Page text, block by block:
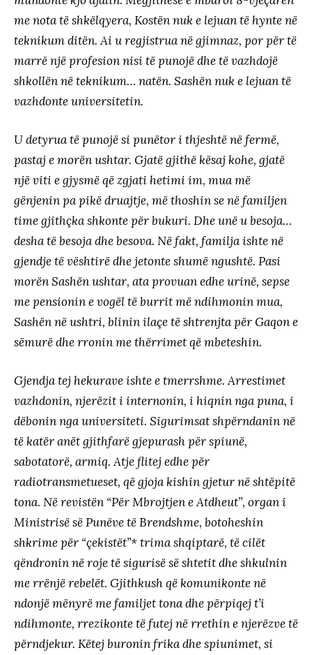
me nota të shkëlqyera, Kostën nuk e lejuan të hynte në
teknikum ditën. Ai u regjistrua në gjimnaz, por për të
marrë një profesion nisi të punojë dhe të vazhdojë
shkollën në teknikum… natën. Sashën nuk e lejuan të
vazhdonte universitetin.
U detyrua të punojë si punëtor i thjeshtë në fermë,
pastaj e morën ushtar. Gjatë gjithë kësaj kohe, gjatë
një viti e gjysmë që zgjati hetimi im, mua më
gënjenin pa pikë druajtje, më thoshin se në familjen
time gjithçka shkonte për bukuri. Dhe unë u besoja…
desha të besoja dhe besova. Në fakt, familja ishte në
gjendje të vështirë dhe jetonte shumë ngushtë. Pasi
morën Sashën ushtar, ata provuan edhe urinë, sepse
me pensionin e vogël të burrit më ndihmonin mua,
Sashën në ushtri, blinin ilaçe të shtrenjta për Gaqon e
sëmurë dhe rronin me thërrimet që mbeteshin.
Gjendja tej hekurave ishte e tmerrshme. Arrestimet
vazhdonin, njerëzit i internonin, i hiqnin nga puna, i
dëbonin nga universiteti. Sigurimsat shpërndanin në
të katër anët gjithfarë gjepurash për spiunë,
sabotatorë, armiq. Atje flitej edhe për
radiotransmetueset, që gjoja kishin gjetur në shtëpitë
tona. Në revistën “Për Mbrojtjen e Atdheut”, organ i
Ministrisë së Punëve të Brendshme, botoheshin
shkrime për “çekistët”* trima shqiptarë, të cilët
qëndronin në roje të sigurisë së shtetit dhe shkulnin
me rrënjë rebelët. Gjithkush që komunikonte në
ndonjë mënyrë me familjet tona dhe përpiqej t’i
ndihmonte, rrezikonte të futej në rrethin e njerëzve të
përndjekur. Këtej buronin frika dhe spiunimet, si